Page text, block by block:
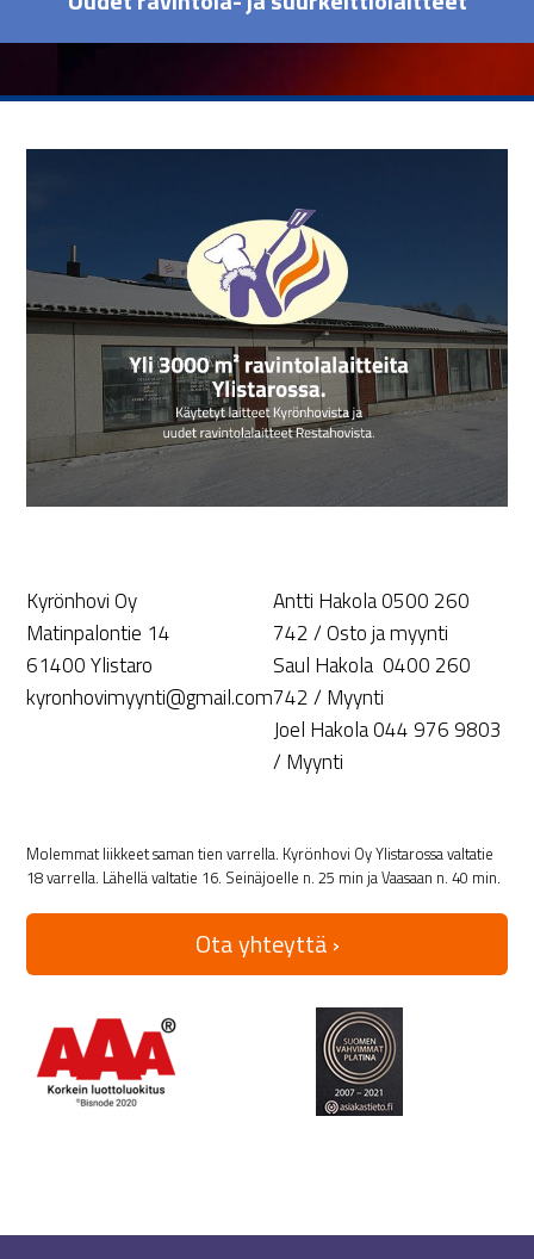
Kyrönhovi Oy
Matinpalontie 14
61400 Ylistaro
kyronhovimyynti@gmail.com
Antti Hakola 0500 260
742 / Osto ja myynti
Saul Hakola 0400 260
742 / Myynti
Joel Hakola 044 976 9803
/ Myynti
Molemmat liikkeet saman tien varrella. Kyrönhovi Oy Ylistarossa valtatie
18 varrella. Lähellä valtatie 16. Seinäjoelle n. 25 min ja Vaasaan n. 40 min.
Ota yhteyttä ›